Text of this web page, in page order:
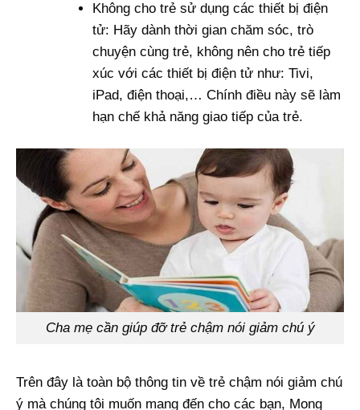
Không cho trẻ sử dụng các thiết bị điện
tử: Hãy dành thời gian chăm sóc, trò
chuyện cùng trẻ, không nên cho trẻ tiếp
xúc với các thiết bị điện tử như: Tivi,
iPad, điện thoại,… Chính điều này sẽ làm
hạn chế khả năng giao tiếp của trẻ.
Cha mẹ cần giúp đỡ trẻ chậm nói giảm chú ý
Trên đây là toàn bộ thông tin về trẻ chậm nói giảm chú
ý mà chúng tôi muốn mang đến cho các bạn, Mong